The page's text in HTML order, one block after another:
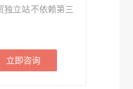
独立站不依赖第三
立即咨询